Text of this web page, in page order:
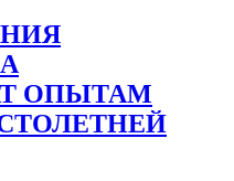
ОПЫТАМ